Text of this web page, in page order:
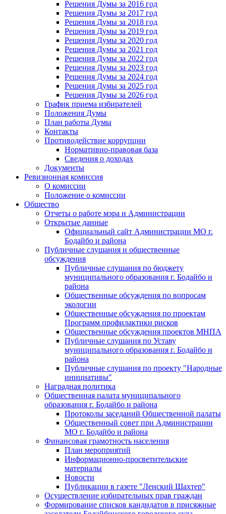
Решения Думы за 2016 год
Решения Думы за 2017 год
Решения Думы за 2018 год
Решения Думы за 2019 год
Решения Думы за 2020 год
Решения Думы за 2021 год
Решения Думы за 2022 год
Решения Думы за 2023 год
Решения Думы за 2024 год
Решения Думы за 2025 год
Решения Думы за 2026 год
График приема избирателей
Положения Думы
План работы Думы
Контакты
Противодействие коррупции
Нормативно-правовая база
Сведения о доходах
Документы
Ревизионная комиссия
О комиссии
Положение о комиссии
Общество
Отчеты о работе мэра и Администрации
Открытые данные
Официальный сайт Администрации МО г.
Бодайбо и района
Публичные слушания и общественные
обсуждения
Публичные слушания по бюджету
муниципального образования г. Бодайбо и
района
Общественные обсуждения по вопросам
экологии
Общественные обсуждения по проектам
Программ профилактики рисков
Общественные обсуждения проектов МНПА
Публичные слушания по Уставу
муниципального образования г. Бодайбо и
района
Публичные слушания по проекту "Народные
инициативы"
Наградная политика
Общественная палата муниципального
образования г. Бодайбо и района
Протоколы заседаний Общественной палаты
Общественный совет при Администрации
МО г. Бодайбо и района
Финансовая грамотность населения
План мероприятий
Информационно-просветительские
материалы
Новости
Публикации в газете "Ленский Шахтер"
Осуществление избирательных прав граждан
Формирование списков кандидатов в присяжные